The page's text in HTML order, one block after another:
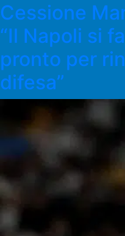
Cessione
“Il Napoli si
pronto per
difesa”